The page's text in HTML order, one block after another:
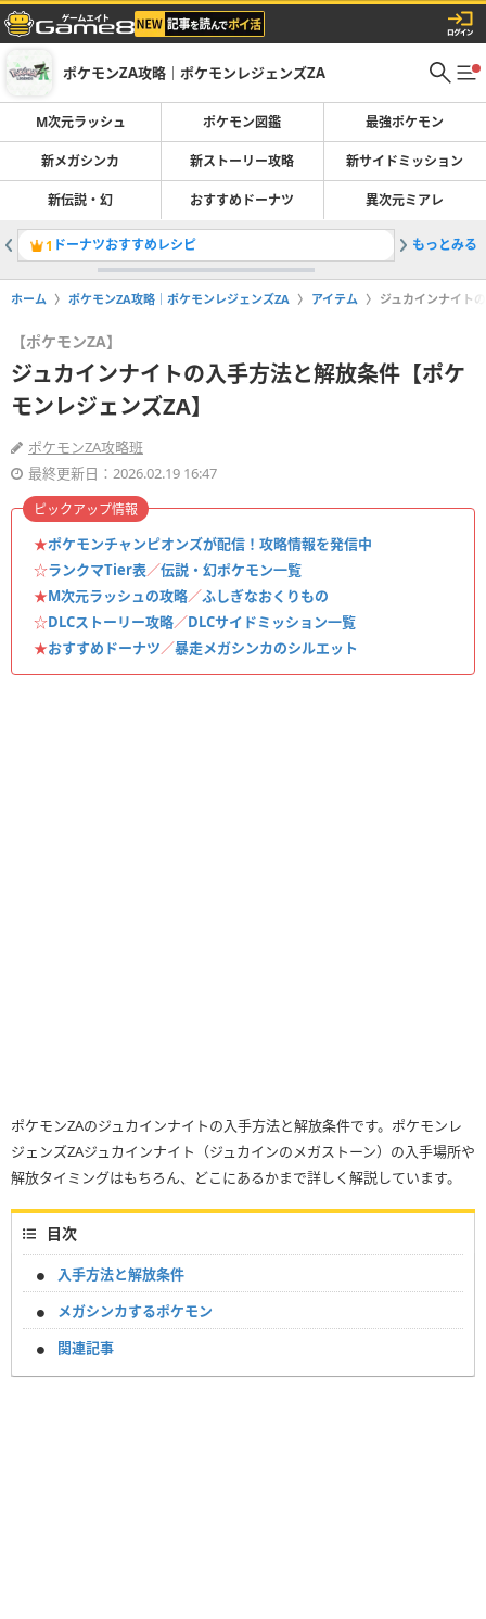
ポケモンZA攻略｜ポケモンレジェンズZA
M次元ラッシュ ポケモン図鑑 最強ポケモン
新メガシンカ 新ストーリー攻略 新サイドミッション
新伝説・幻 おすすめドーナツ 異次元ミアレ
1 ドーナツおすすめレシピ 2売却用
もっとみる
ホーム ポケモンZA攻略｜ポケモンレジェンズZA アイテム ジュカインナイト
【ポケモンZA】
ジュカインナイトの入手方法と解放条件【ポケ
モンレジェンズZA】
ポケモンZA攻略班
最終更新日：2026.02.19 16:47
★ポケモンチャンピオンズが配信！攻略情報を発信中
☆ランクマTier表／伝説・幻ポケモン一覧
★M次元ラッシュの攻略／ふしぎなおくりもの
☆DLCストーリー攻略／DLCサイドミッション一覧
★おすすめドーナツ／暴走メガシンカのシルエット
ピックアップ情報
ポケモンZAのジュカインナイトの入手方法と解放条件です。ポケモンレ
ジェンズZAジュカインナイト（ジュカインのメガストーン）の入手場所や
解放タイミングはもちろん、どこにあるかまで詳しく解説しています。
目次
入手方法と解放条件
メガシンカするポケモン
関連記事